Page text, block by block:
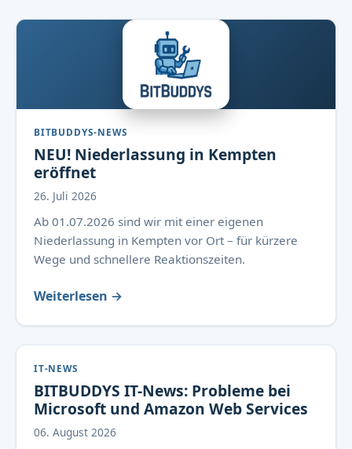
BITBUDDYS-NEWS
NEU! Niederlassung in Kempten
eröffnet
26. Juli 2026
Ab 01.07.2026 sind wir mit einer eigenen
Niederlassung in Kempten vor Ort – für kürzere
Wege und schnellere Reaktionszeiten.
Weiterlesen →
IT-NEWS
BITBUDDYS IT-News: Probleme bei
Microsoft und Amazon Web Services
06. August 2026